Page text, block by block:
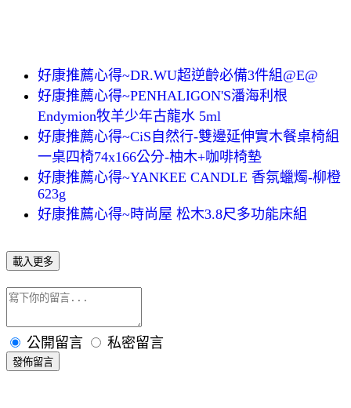
好康推薦心得~DR.WU超逆齡必備3件組@E@
好康推薦心得~PENHALIGON'S潘海利根
Endymion牧羊少年古龍水 5ml
好康推薦心得~CiS自然行-雙邊延伸實木餐桌椅組
一桌四椅74x166公分-柚木+咖啡椅墊
好康推薦心得~YANKEE CANDLE 香氛蠟燭-柳橙
623g
好康推薦心得~時尚屋 松木3.8尺多功能床組
載入更多
公開留言 私密留言
發佈留言